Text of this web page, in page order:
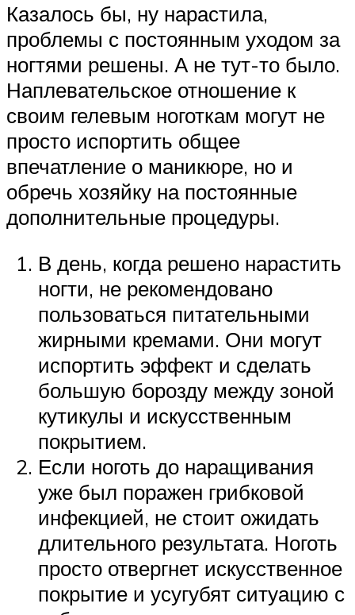
Казалось бы, ну нарастила,
проблемы с постоянным уходом за
ногтями решены. А не тут-то было.
Наплевательское отношение к
своим гелевым ноготкам могут не
просто испортить общее
впечатление о маникюре, но и
обречь хозяйку на постоянные
дополнительные процедуры.
В день, когда решено нарастить
ногти, не рекомендовано
пользоваться питательными
жирными кремами. Они могут
испортить эффект и сделать
большую борозду между зоной
кутикулы и искусственным
покрытием.
Если ноготь до наращивания
уже был поражен грибковой
инфекцией, не стоит ожидать
длительного результата. Ноготь
просто отвергнет искусственное
покрытие и усугубят ситуацию с